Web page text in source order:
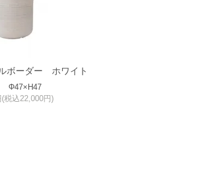
ボーダー ホワイト
Φ47×H47
税込22,000円)